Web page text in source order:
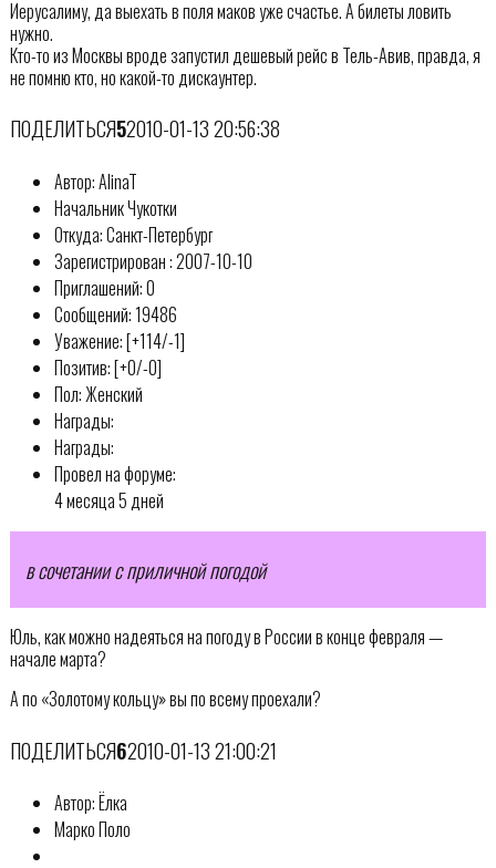
Иерусалиму, да выехать в поля маков уже счастье. А билеты ловить
нужно.
Кто-то из Москвы вроде запустил дешевый рейс в Тель-Авив, правда, я
не помню кто, но какой-то дискаунтер.
ПОДЕЛИТЬСЯ52010-01-13 20:56:38
Автор: AlinaT
Начальник Чукотки
Откуда: Санкт-Петербург
Зарегистрирован : 2007-10-10
Приглашений: 0
Сообщений: 19486
Уважение: [+114/-1]
Позитив: [+0/-0]
Пол: Женский
Награды:
Награды:
Провел на форуме:
4 месяца 5 дней
в сочетании с приличной погодой
Юль, как можно надеяться на погоду в России в конце февраля —
начале марта?
А по «Золотому кольцу» вы по всему проехали?
ПОДЕЛИТЬСЯ62010-01-13 21:00:21
Автор: Ёлка
Марко Поло